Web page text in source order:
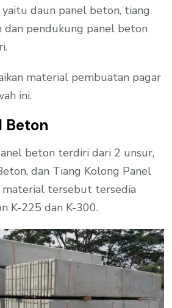
daun panel beton, tiang
pendukung panel beton
material pembuatan pagar
ini.
Beton
beton terdiri dari 2 unsur,
dan Tiang Kolong Panel
material tersebut tersedia
K-225 dan K-300.